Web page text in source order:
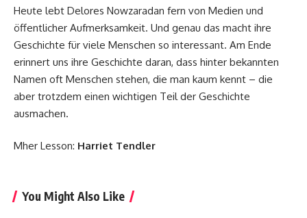
Heute lebt Delores Nowzaradan fern von Medien und
öffentlicher Aufmerksamkeit. Und genau das macht ihre
Geschichte für viele Menschen so interessant. Am Ende
erinnert uns ihre Geschichte daran, dass hinter bekannten
Namen oft Menschen stehen, die man kaum kennt – die
aber trotzdem einen wichtigen Teil der Geschichte
ausmachen.
Mher Lesson: Harriet Tendler
You Might Also Like